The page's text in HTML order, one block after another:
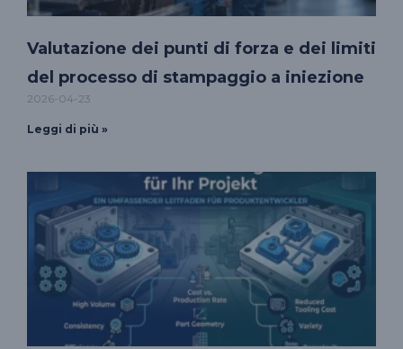
Valutazione dei punti di forza e dei limiti
del processo di stampaggio a iniezione
2026-04-23
Leggi di più »